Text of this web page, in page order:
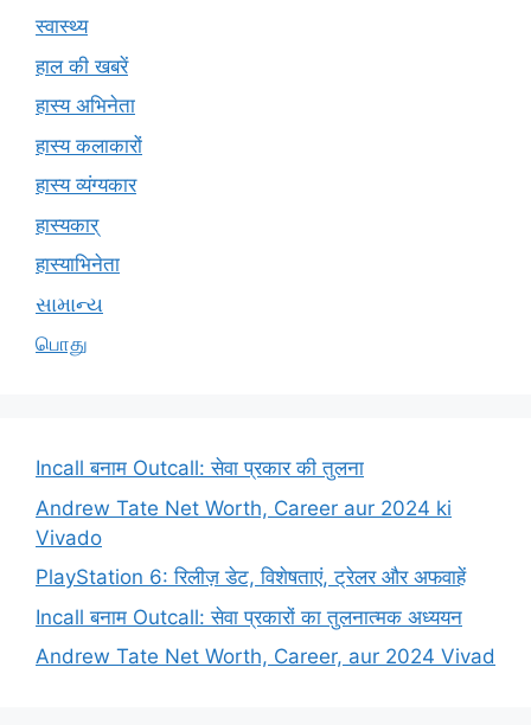
स्वास्थ्य
हाल की खबरें
हास्य अभिनेता
हास्य कलाकारों
हास्य व्यंग्यकार
हास्यकार्
हास्याभिनेता
સામાન્ય
பொது
Incall बनाम Outcall: सेवा प्रकार की तुलना
Andrew Tate Net Worth, Career aur 2024 ki
Vivado
PlayStation 6: रिलीज़ डेट, विशेषताएं, ट्रेलर और अफवाहें
Incall बनाम Outcall: सेवा प्रकारों का तुलनात्मक अध्ययन
Andrew Tate Net Worth, Career, aur 2024 Vivad